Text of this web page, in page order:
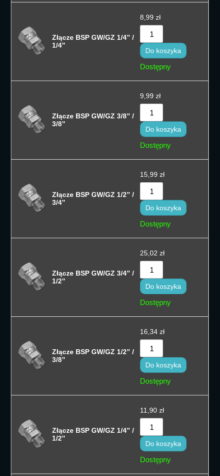
Złącze BSP GW/GZ 1/4” /
1/4”
8,99 zł
Do koszyka
Dostępny
Złącze BSP GW/GZ 3/8” /
3/8”
9,99 zł
Do koszyka
Dostępny
Złącze BSP GW/GZ 1/2” /
3/4”
15,99 zł
Do koszyka
Dostępny
Złącze BSP GW/GZ 3/4” /
1/2”
25,02 zł
Do koszyka
Dostępny
Złącze BSP GW/GZ 1/2” /
3/8”
16,34 zł
Do koszyka
Dostępny
Złącze BSP GW/GZ 1/4” /
1/2”
11,90 zł
Do koszyka
Dostępny